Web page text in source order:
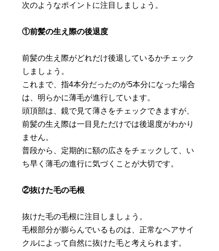
次のようなポイントに注目しましょう。
①前髪の生え際の後退度
前髪の生え際がどれだけ後退しているかチェック
しましょう。
これまで、指4本分だったのが5本分になった場合
は、明らかに薄毛が進行しています。
頭頂部は、鏡で見て薄さをチェックできますが、
前髪の生え際は一目見ただけでは後退度がわかり
ません。
普段から、定期的に額の広さをチェックして、い
ち早く薄毛の進行に気づくことが大切です。
②抜けた毛の毛根
抜けた毛の毛根に注目しましょう。
毛根部分が膨らんでいるものは、正常なヘアサイ
クルによって自然に抜けた毛と考えられます。